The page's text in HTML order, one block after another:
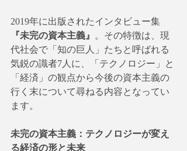
2019年に出版されたインタビュー集
『未完の資本主義』
。その特徴は、現
代社会で「知の巨人」たちと呼ばれる
気鋭の識者7人に、「テクノロジー」と
「経済」の観点から今後の資本主義の
行く末について尋ねる内容となってい
ます。
未完の資本主義：テクノロジーが変え
る経済の形と未来